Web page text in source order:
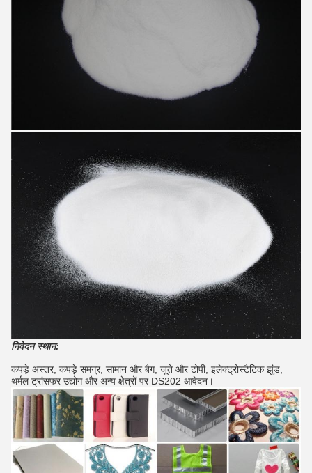
निवेदन स्थान:
कपड़े अस्तर, कपड़े समग्र, सामान और बैग, जूते और टोपी, इलेक्ट्रोस्टैटिक झुंड,
थर्मल ट्रांसफर उद्योग और अन्य क्षेत्रों पर DS202 आवेदन।